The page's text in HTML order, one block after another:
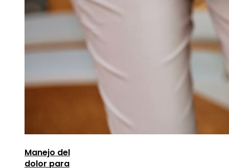
Manejo del
dolor para